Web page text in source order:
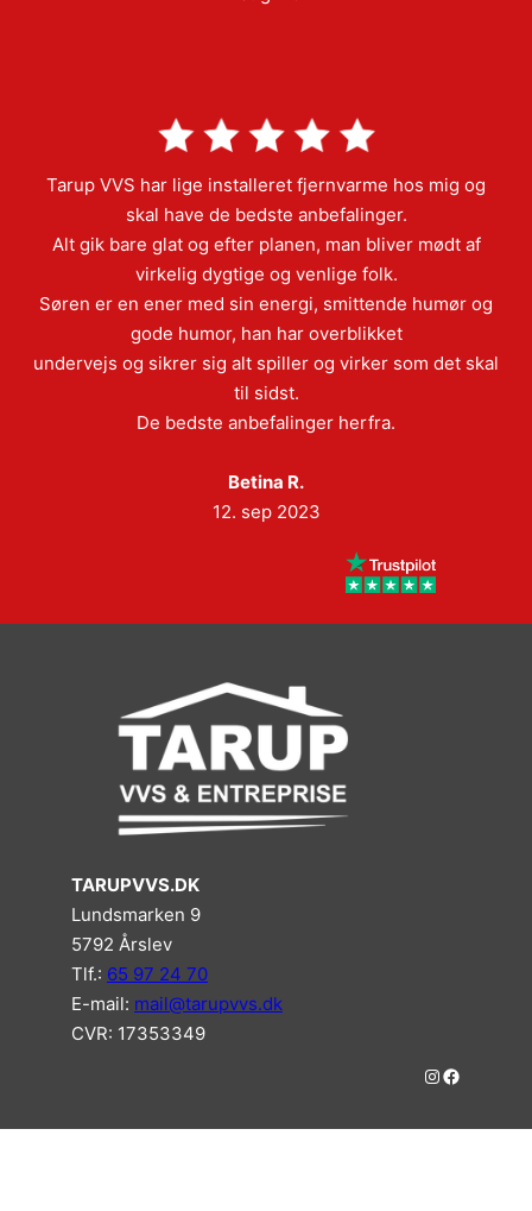
Tarup VVS har lige installeret fjernvarme hos mig og
skal have de bedste anbefalinger.
Alt gik bare glat og efter planen, man bliver mødt af
virkelig dygtige og venlige folk.
Søren er en ener med sin energi, smittende humør og
gode humor, han har overblikket
undervejs og sikrer sig alt spiller og virker som det skal
til sidst.
De bedste anbefalinger herfra.
Betina R.
12. sep 2023
TARUPVVS.DK
Lundsmarken 9
5792 Årslev
Tlf.: 65 97 24 70
E-mail: mail@tarupvvs.dk
CVR: 17353349
# #